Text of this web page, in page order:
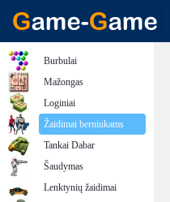
Burbulai
Mažongas
Loginiai
Žaidimai berniukams
Tankai Dabar
Šaudymas
Lenktynių žaidimai